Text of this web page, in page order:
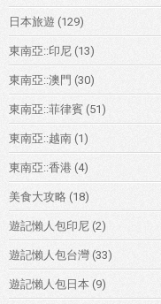
日本旅遊 (129)
東南亞::印尼 (13)
東南亞::澳門 (30)
東南亞::菲律賓 (51)
東南亞::越南 (1)
東南亞::香港 (4)
美食大攻略 (18)
遊記懶人包印尼 (2)
遊記懶人包台灣 (33)
遊記懶人包日本 (9)